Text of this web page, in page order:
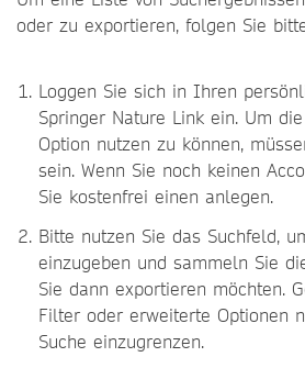
oder zu exportieren, folgen Sie
Loggen Sie sich in Ihren
Springer Nature Link ein. Um
Option nutzen zu können,
sein. Wenn Sie noch keinen
Sie kostenfrei einen anlegen.
Bitte nutzen Sie das Suchfeld,
einzugeben und sammeln Sie
Sie dann exportieren möchten.
Filter oder erweiterte Optionen
Suche einzugrenzen.